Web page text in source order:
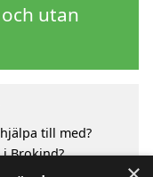
utan
till med?
Brokind?